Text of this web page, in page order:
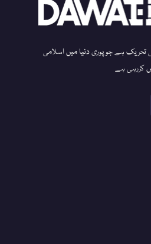
ہے جو پوری دنیا میں اسلامی
کررہی ہے